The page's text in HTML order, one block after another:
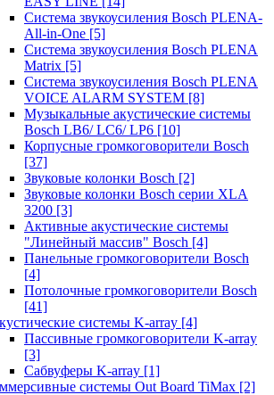
Система звукоусиления Bosch PLENA-
All-in-One [5]
Система звукоусиления Bosch PLENA
Matrix [5]
Система звукоусиления Bosch PLENA
VOICE ALARM SYSTEM [8]
Музыкальные акустические системы
Bosch LB6/ LC6/ LP6 [10]
Корпусные громкоговорители Bosch
[37]
Звуковые колонки Bosch [2]
Звуковые колонки Bosch серии XLA
3200 [3]
Активные акустические системы
"Линейный массив" Bosch [4]
Панельные громкоговорители Bosch
[4]
Потолочные громкоговорители Bosch
[41]
системы K-array [4]
Пассивные громкоговорители K-array
[3]
Сабвуферы K-array [1]
системы Out Board TiMax [2]